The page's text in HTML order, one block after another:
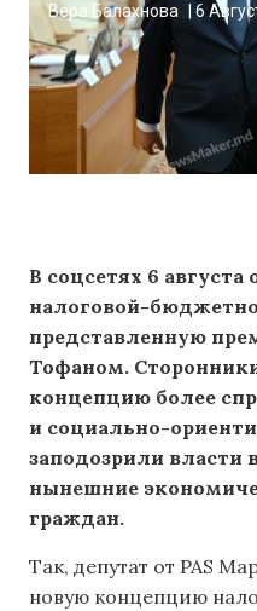
Вера Балахнова 6
В соцсетях 6
налоговой-
представленную
Тофаном.
концепцию более
и социально-
заподозрили власти
нынешние
граждан.
Так, депутат от PAS
новую концепцию